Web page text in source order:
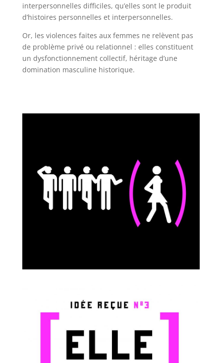
interpersonnelles difficiles, qu’elles sont le produit
d’histoires personnelles et interpersonnelles.
Or, les violences faites aux femmes ne relèvent pas
de problème privé ou relationnel : elles constituent
un dysfonctionnement collectif, héritage d’une
domination masculine historique.